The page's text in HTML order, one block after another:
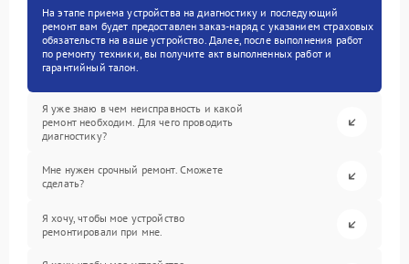
На этапе приема устройства на диагностику и последующий
ремонт вам будет предоставлен заказ-наряд с указанием страховых
обязательств на ваше устройство. Далее, после выполнения работ
по ремонту техники, вы получите акт выполненных работ и
гарантийный талон.
Я уже знаю в чем неисправность и какой
ремонт необходим. Для чего проводить
диагностику?
Мне нужен срочный ремонт. Сможете
сделать?
Я хочу, чтобы мое устройство
ремонтировали при мне.